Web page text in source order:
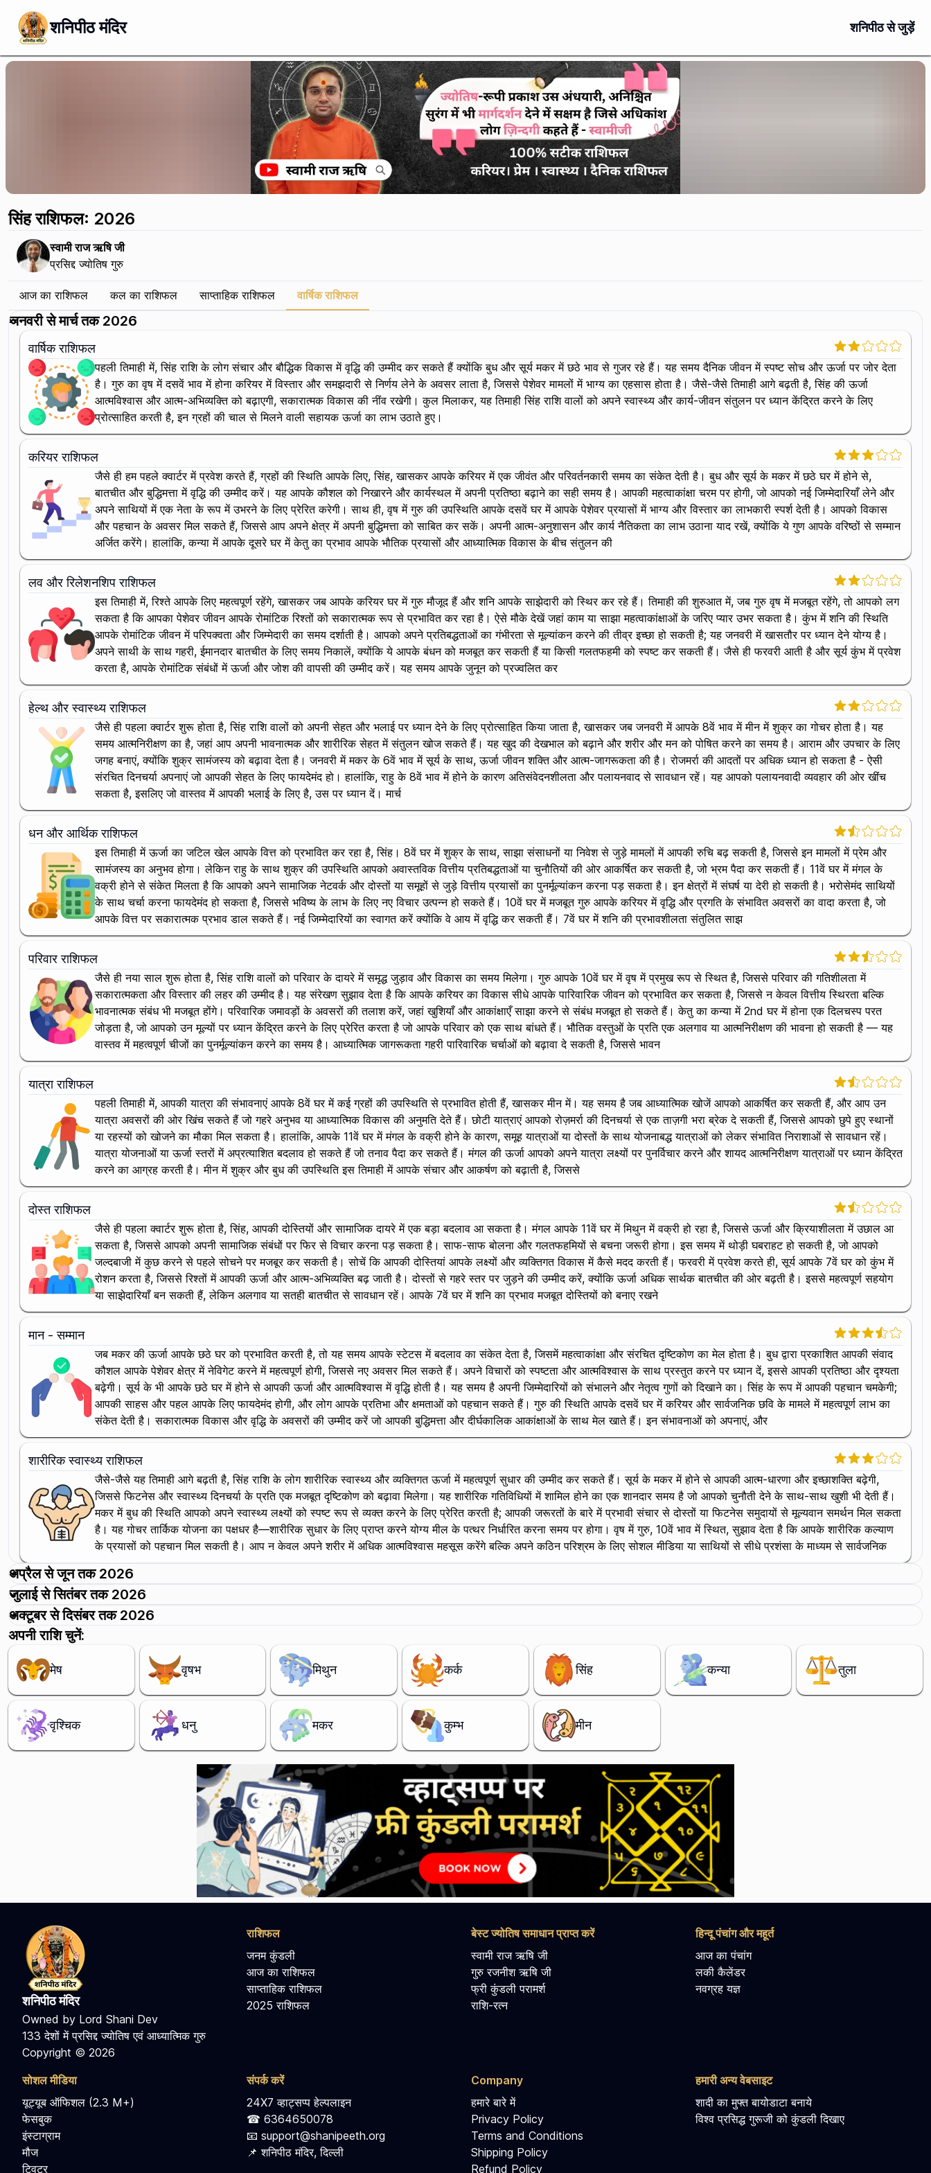
शनिपीठ मंदिर शनिपीठ से जुड़ें
सिंह राशिफल: 2026
स्वामी राज ऋषि जी
प्रसिद्द ज्योतिष गुरु
आज का राशिफल कल का राशिफल साप्ताहिक राशिफल वार्षिक राशिफल
जनवरी से मार्च तक 2026
वार्षिक राशिफल
पहली तिमाही में, सिंह राशि के लोग संचार और बौद्धिक विकास में वृद्धि की उम्मीद कर सकते हैं क्योंकि बुध और सूर्य मकर में छठे भाव से गुजर रहे हैं। यह समय दैनिक जीवन में स्पष्ट सोच और ऊर्जा पर जोर देता
है। गुरु का वृष में दसवें भाव में होना करियर में विस्तार और समझदारी से निर्णय लेने के अवसर लाता है, जिससे पेशेवर मामलों में भाग्य का एहसास होता है। जैसे-जैसे तिमाही आगे बढ़ती है, सिंह की ऊर्जा
आत्मविश्वास और आत्म-अभिव्यक्ति को बढ़ाएगी, सकारात्मक विकास की नींव रखेगी। कुल मिलाकर, यह तिमाही सिंह राशि वालों को अपने स्वास्थ्य और कार्य-जीवन संतुलन पर ध्यान केंद्रित करने के लिए
प्रोत्साहित करती है, इन ग्रहों की चाल से मिलने वाली सहायक ऊर्जा का लाभ उठाते हुए।
करियर राशिफल
जैसे ही हम पहले क्वार्टर में प्रवेश करते हैं, ग्रहों की स्थिति आपके लिए, सिंह, खासकर आपके करियर में एक जीवंत और परिवर्तनकारी समय का संकेत देती है। बुध और सूर्य के मकर में छठे घर में होने से,
बातचीत और बुद्धिमत्ता में वृद्धि की उम्मीद करें। यह आपके कौशल को निखारने और कार्यस्थल में अपनी प्रतिष्ठा बढ़ाने का सही समय है। आपकी महत्वाकांक्षा चरम पर होगी, जो आपको नई जिम्मेदारियाँ लेने और
अपने साथियों में एक नेता के रूप में उभरने के लिए प्रेरित करेगी। साथ ही, वृष में गुरु की उपस्थिति आपके दसवें घर में आपके पेशेवर प्रयासों में भाग्य और विस्तार का लाभकारी स्पर्श देती है। आपको विकास
और पहचान के अवसर मिल सकते हैं, जिससे आप अपने क्षेत्र में अपनी बुद्धिमत्ता को साबित कर सकें। अपनी आत्म-अनुशासन और कार्य नैतिकता का लाभ उठाना याद रखें, क्योंकि ये गुण आपके वरिष्ठों से सम्मान
अर्जित करेंगे। हालांकि, कन्या में आपके दूसरे घर में केतु का प्रभाव आपके भौतिक प्रयासों और आध्यात्मिक विकास के बीच संतुलन की
लव और रिलेशनशिप राशिफल
इस तिमाही में, रिश्ते आपके लिए महत्वपूर्ण रहेंगे, खासकर जब आपके करियर घर में गुरु मौजूद हैं और शनि आपके साझेदारी को स्थिर कर रहे हैं। तिमाही की शुरुआत में, जब गुरु वृष में मजबूत रहेंगे, तो आपको लग
सकता है कि आपका पेशेवर जीवन आपके रोमांटिक रिश्तों को सकारात्मक रूप से प्रभावित कर रहा है। ऐसे मौके देखें जहां काम या साझा महत्वाकांक्षाओं के जरिए प्यार उभर सकता है। कुंभ में शनि की स्थिति
आपके रोमांटिक जीवन में परिपक्वता और जिम्मेदारी का समय दर्शाती है। आपको अपने प्रतिबद्धताओं का गंभीरता से मूल्यांकन करने की तीव्र इच्छा हो सकती है; यह जनवरी में खासतौर पर ध्यान देने योग्य है।
अपने साथी के साथ गहरी, ईमानदार बातचीत के लिए समय निकालें, क्योंकि ये आपके बंधन को मजबूत कर सकती हैं या किसी गलतफहमी को स्पष्ट कर सकती हैं। जैसे ही फरवरी आती है और सूर्य कुंभ में प्रवेश
करता है, आपके रोमांटिक संबंधों में ऊर्जा और जोश की वापसी की उम्मीद करें। यह समय आपके जुनून को प्रज्वलित कर
हेल्थ और स्वास्थ्य राशिफल
जैसे ही पहला क्वार्टर शुरू होता है, सिंह राशि वालों को अपनी सेहत और भलाई पर ध्यान देने के लिए प्रोत्साहित किया जाता है, खासकर जब जनवरी में आपके 8वें भाव में मीन में शुक्र का गोचर होता है। यह
समय आत्मनिरीक्षण का है, जहां आप अपनी भावनात्मक और शारीरिक सेहत में संतुलन खोज सकते हैं। यह खुद की देखभाल को बढ़ाने और शरीर और मन को पोषित करने का समय है। आराम और उपचार के लिए
जगह बनाएं, क्योंकि शुक्र सामंजस्य को बढ़ावा देता है। जनवरी में मकर के 6वें भाव में सूर्य के साथ, ऊर्जा जीवन शक्ति और आत्म-जागरूकता की है। रोजमर्रा की आदतों पर अधिक ध्यान हो सकता है - ऐसी
संरचित दिनचर्या अपनाएं जो आपकी सेहत के लिए फायदेमंद हो। हालांकि, राहु के 8वें भाव में होने के कारण अतिसंवेदनशीलता और पलायनवाद से सावधान रहें। यह आपको पलायनवादी व्यवहार की ओर खींच
सकता है, इसलिए जो वास्तव में आपकी भलाई के लिए है, उस पर ध्यान दें। मार्च
धन और आर्थिक राशिफल
इस तिमाही में ऊर्जा का जटिल खेल आपके वित्त को प्रभावित कर रहा है, सिंह। 8वें घर में शुक्र के साथ, साझा संसाधनों या निवेश से जुड़े मामलों में आपकी रुचि बढ़ सकती है, जिससे इन मामलों में प्रेम और
सामंजस्य का अनुभव होगा। लेकिन राहु के साथ शुक्र की उपस्थिति आपको अवास्तविक वित्तीय प्रतिबद्धताओं या चुनौतियों की ओर आकर्षित कर सकती है, जो भ्रम पैदा कर सकती हैं। 11वें घर में मंगल के
वक्री होने से संकेत मिलता है कि आपको अपने सामाजिक नेटवर्क और दोस्तों या समूहों से जुड़े वित्तीय प्रयासों का पुनर्मूल्यांकन करना पड़ सकता है। इन क्षेत्रों में संघर्ष या देरी हो सकती है। भरोसेमंद साथियों
के साथ चर्चा करना फायदेमंद हो सकता है, जिससे भविष्य के लाभ के लिए नए विचार उत्पन्न हो सकते हैं। 10वें घर में मजबूत गुरु आपके करियर में वृद्धि और प्रगति के संभावित अवसरों का वादा करता है, जो
आपके वित्त पर सकारात्मक प्रभाव डाल सकते हैं। नई जिम्मेदारियों का स्वागत करें क्योंकि वे आय में वृद्धि कर सकती हैं। 7वें घर में शनि की प्रभावशीलता संतुलित साझ
परिवार राशिफल
जैसे ही नया साल शुरू होता है, सिंह राशि वालों को परिवार के दायरे में समृद्ध जुड़ाव और विकास का समय मिलेगा। गुरु आपके 10वें घर में वृष में प्रमुख रूप से स्थित है, जिससे परिवार की गतिशीलता में
सकारात्मकता और विस्तार की लहर की उम्मीद है। यह संरेखण सुझाव देता है कि आपके करियर का विकास सीधे आपके पारिवारिक जीवन को प्रभावित कर सकता है, जिससे न केवल वित्तीय स्थिरता बल्कि
भावनात्मक संबंध भी मजबूत होंगे। परिवारिक जमावड़ों के अवसरों की तलाश करें, जहां खुशियाँ और आकांक्षाएँ साझा करने से संबंध मजबूत हो सकते हैं। केतु का कन्या में 2nd घर में होना एक दिलचस्प परत
जोड़ता है, जो आपको उन मूल्यों पर ध्यान केंद्रित करने के लिए प्रेरित करता है जो आपके परिवार को एक साथ बांधते हैं। भौतिक वस्तुओं के प्रति एक अलगाव या आत्मनिरीक्षण की भावना हो सकती है — यह
वास्तव में महत्वपूर्ण चीजों का पुनर्मूल्यांकन करने का समय है। आध्यात्मिक जागरूकता गहरी पारिवारिक चर्चाओं को बढ़ावा दे सकती है, जिससे भावन
यात्रा राशिफल
पहली तिमाही में, आपकी यात्रा की संभावनाएं आपके 8वें घर में कई ग्रहों की उपस्थिति से प्रभावित होती हैं, खासकर मीन में। यह समय है जब आध्यात्मिक खोजें आपको आकर्षित कर सकती हैं, और आप उन
यात्रा अवसरों की ओर खिंच सकते हैं जो गहरे अनुभव या आध्यात्मिक विकास की अनुमति देते हैं। छोटी यात्राएं आपको रोज़मर्रा की दिनचर्या से एक ताज़गी भरा ब्रेक दे सकती हैं, जिससे आपको छुपे हुए स्थानों
या रहस्यों को खोजने का मौका मिल सकता है। हालांकि, आपके 11वें घर में मंगल के वक्री होने के कारण, समूह यात्राओं या दोस्तों के साथ योजनाबद्ध यात्राओं को लेकर संभावित निराशाओं से सावधान रहें।
यात्रा योजनाओं या ऊर्जा स्तरों में अप्रत्याशित बदलाव हो सकते हैं जो तनाव पैदा कर सकते हैं। मंगल की ऊर्जा आपको अपने यात्रा लक्ष्यों पर पुनर्विचार करने और शायद आत्मनिरीक्षण यात्राओं पर ध्यान केंद्रित
करने का आग्रह करती है। मीन में शुक्र और बुध की उपस्थिति इस तिमाही में आपके संचार और आकर्षण को बढ़ाती है, जिससे
दोस्त राशिफल
जैसे ही पहला क्वार्टर शुरू होता है, सिंह, आपकी दोस्तियों और सामाजिक दायरे में एक बड़ा बदलाव आ सकता है। मंगल आपके 11वें घर में मिथुन में वक्री हो रहा है, जिससे ऊर्जा और क्रियाशीलता में उछाल आ
सकता है, जिससे आपको अपनी सामाजिक संबंधों पर फिर से विचार करना पड़ सकता है। साफ-साफ बोलना और गलतफहमियों से बचना जरूरी होगा। इस समय में थोड़ी घबराहट हो सकती है, जो आपको
जल्दबाजी में कुछ करने से पहले सोचने पर मजबूर कर सकती है। सोचें कि आपकी दोस्तियां आपके लक्ष्यों और व्यक्तिगत विकास में कैसे मदद करती हैं। फरवरी में प्रवेश करते ही, सूर्य आपके 7वें घर को कुंभ में
रोशन करता है, जिससे रिश्तों में आपकी ऊर्जा और आत्म-अभिव्यक्ति बढ़ जाती है। दोस्तों से गहरे स्तर पर जुड़ने की उम्मीद करें, क्योंकि ऊर्जा अधिक सार्थक बातचीत की ओर बढ़ती है। इससे महत्वपूर्ण सहयोग
या साझेदारियाँ बन सकती हैं, लेकिन अलगाव या सतही बातचीत से सावधान रहें। आपके 7वें घर में शनि का प्रभाव मजबूत दोस्तियों को बनाए रखने
मान - सम्मान
जब मकर की ऊर्जा आपके छठे घर को प्रभावित करती है, तो यह समय आपके स्टेटस में बदलाव का संकेत देता है, जिसमें महत्वाकांक्षा और संरचित दृष्टिकोण का मेल होता है। बुध द्वारा प्रकाशित आपकी संवाद
कौशल आपके पेशेवर क्षेत्र में नेविगेट करने में महत्वपूर्ण होगी, जिससे नए अवसर मिल सकते हैं। अपने विचारों को स्पष्टता और आत्मविश्वास के साथ प्रस्तुत करने पर ध्यान दें, इससे आपकी प्रतिष्ठा और दृश्यता
बढ़ेगी। सूर्य के भी आपके छठे घर में होने से आपकी ऊर्जा और आत्मविश्वास में वृद्धि होती है। यह समय है अपनी जिम्मेदारियों को संभालने और नेतृत्व गुणों को दिखाने का। सिंह के रूप में आपकी पहचान चमकेगी;
आपकी साहस और पहल आपके लिए फायदेमंद होगी, और लोग आपके प्रतिभा और क्षमताओं को पहचान सकते हैं। गुरु की स्थिति आपके दसवें घर में करियर और सार्वजनिक छवि के मामले में महत्वपूर्ण लाभ का
संकेत देती है। सकारात्मक विकास और वृद्धि के अवसरों की उम्मीद करें जो आपकी बुद्धिमत्ता और दीर्घकालिक आकांक्षाओं के साथ मेल खाते हैं। इन संभावनाओं को अपनाएं, और
शारीरिक स्वास्थ्य राशिफल
जैसे-जैसे यह तिमाही आगे बढ़ती है, सिंह राशि के लोग शारीरिक स्वास्थ्य और व्यक्तिगत ऊर्जा में महत्वपूर्ण सुधार की उम्मीद कर सकते हैं। सूर्य के मकर में होने से आपकी आत्म-धारणा और इच्छाशक्ति बढ़ेगी,
जिससे फिटनेस और स्वास्थ्य दिनचर्या के प्रति एक मजबूत दृष्टिकोण को बढ़ावा मिलेगा। यह शारीरिक गतिविधियों में शामिल होने का एक शानदार समय है जो आपको चुनौती देने के साथ-साथ खुशी भी देती हैं।
मकर में बुध की स्थिति आपको अपने स्वास्थ्य लक्ष्यों को स्पष्ट रूप से व्यक्त करने के लिए प्रेरित करती है; आपकी जरूरतों के बारे में प्रभावी संचार से दोस्तों या फिटनेस समुदायों से मूल्यवान समर्थन मिल सकता
है। यह गोचर तार्किक योजना का पक्षधर है—शारीरिक सुधार के लिए प्राप्त करने योग्य मील के पत्थर निर्धारित करना समय पर होगा। वृष में गुरु, 10वें भाव में स्थित, सुझाव देता है कि आपके शारीरिक कल्याण
के प्रयासों को पहचान मिल सकती है। आप न केवल अपने शरीर में अधिक आत्मविश्वास महसूस करेंगे बल्कि अपने कठिन परिश्रम के लिए सोशल मीडिया या साथियों से सीधे प्रशंसा के माध्यम से सार्वजनिक
अप्रैल से जून तक 2026
जुलाई से सितंबर तक 2026
अक्टूबर से दिसंबर तक 2026
अपनी राशि चुनें:
मेष वृषभ मिथुन कर्क सिंह कन्या तुला
वृश्चिक धनु मकर कुम्भ मीन
शनिपीठ मंदिर
Owned by Lord Shani Dev
133 देशों में प्रसिद्द ज्योतिष एवं आध्यात्मिक गुरु
Copyright © 2026
राशिफल
जनम कुंडली
आज का राशिफल
साप्ताहिक राशिफल
2025 राशिफल
बेस्ट ज्योतिष समाधान प्राप्त करें
स्वामी राज ऋषि जी
गुरु रजनीश ऋषि जी
फ्री कुंडली परामर्श
राशि-रत्न
हिन्दू पंचांग और महूर्त
आज का पंचांग
लकी कैलेंडर
नवग्रह यज्ञ
सोशल मीडिया
यूट्यूब ऑफिशल (2.3 M+)
फेसबुक
इंस्टाग्राम
मौज
ट्विटर
संपर्क करें
24X7 व्हाट्सप्प हेल्पलाइन
☎ 6364650078
📧 support@shanipeeth.org
📌 शनिपीठ मंदिर, दिल्ली
Company
हमारे बारे में
Privacy Policy
Terms and Conditions
Shipping Policy
Refund Policy
हमारी अन्य वेबसाइट
शादी का मुफ्त बायोडाटा बनाये
विश्व प्रसिद्ध गुरूजी को कुंडली दिखाए